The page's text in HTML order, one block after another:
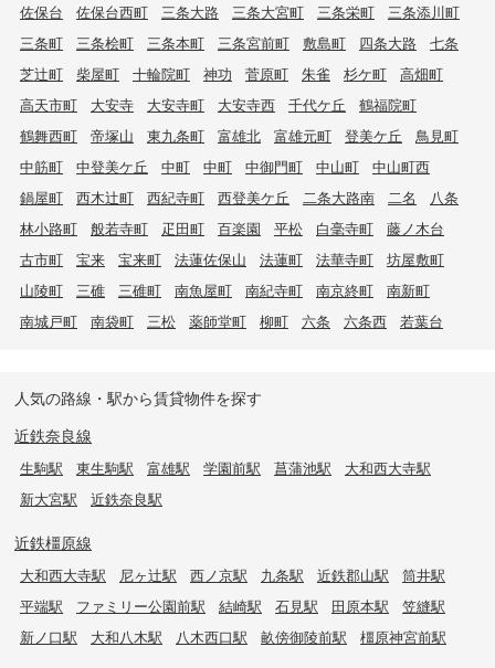
佐保台
佐保台西町 三条大路 三条大宮町 三条栄町
三条添川町
三条町
三条桧町 三条本町 三条宮前町 敷島町 四条大路
七条
芝辻町
柴屋町 十輪院町 神功 菅原町 朱雀 杉ケ町
高畑町
高天市町
大安寺 大安寺町 大安寺西 千代ケ丘
鶴福院町
鶴舞西町
帝塚山 東九条町 富雄北 富雄元町 登美ケ丘
鳥見町
中筋町
中登美ケ丘 中町 中町 中御門町 中山町
中山町西
鍋屋町
西木辻町 西紀寺町 西登美ケ丘 二条大路南 二名
八条
林小路町
般若寺町 疋田町 百楽園 平松 白毫寺町
藤ノ木台
古市町
宝来 宝来町 法蓮佐保山 法蓮町 法華寺町
坊屋敷町
山陵町
三碓 三碓町 南魚屋町 南紀寺町 南京終町
南新町
南城戸町
南袋町 三松 薬師堂町 柳町 六条 六条西 若葉台
人気の路線・駅から賃貸物件を探す
近鉄奈良線
生駒駅 東生駒駅 富雄駅 学園前駅 菖蒲池駅
大和西大寺駅
新大宮駅
近鉄奈良駅
近鉄橿原線
大和西大寺駅 尼ヶ辻駅 西ノ京駅 九条駅 近鉄郡山駅
筒井駅
平端駅
ファミリー公園前駅 結崎駅 石見駅 田原本駅
笠縫駅
新ノ口駅
大和八木駅 八木西口駅 畝傍御陵前駅 橿原神宮前駅